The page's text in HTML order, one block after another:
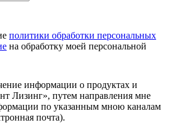
политики обработки персональных
на обработку моей персональной
информации о продуктах и
Лизинг», путем направления мне
по указанным мною каналам
почта).